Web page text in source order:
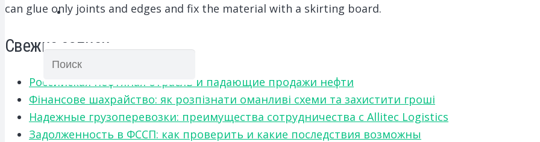
can glue only joints and edges and fix the material with a skirting board.
Свежие записи
Российская нефтяная отрасль и падающие продажи нефти
Фінансове шахрайство: як розпізнати оманливі схеми та захистити гроші
Надежные грузоперевозки: преимущества сотрудничества с Allitec Logistics
Задолженность в ФССП: как проверить и какие последствия возможны